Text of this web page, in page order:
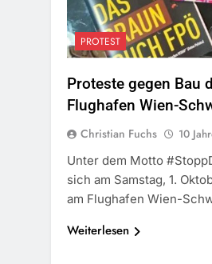
PROTEST
Proteste gegen Bau
Flughafen Wien-
Christian Fuchs 10
Unter dem Motto
sich am Samstag, 1.
am Flughafen Wien-
Weiterlesen